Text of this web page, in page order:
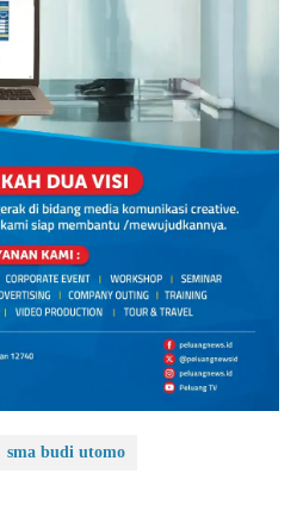
sma budi utomo